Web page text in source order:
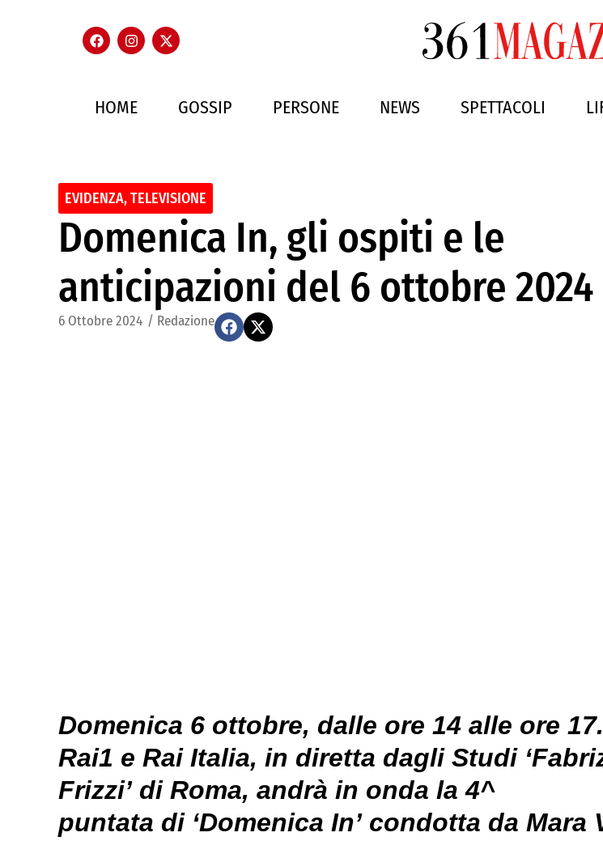
HOME GOSSIP PERSONE NEWS SPETTACOLI
EVIDENZA,TELEVISIONE
Domenica In, gli ospiti e le
anticipazioni del 6 ottobre 2024
6 Ottobre 2024 / Redazione
Domenica 6 ottobre, dalle ore 14 alle ore
Rai1 e Rai Italia, in diretta dagli Studi
Frizzi’ di Roma, andrà in onda la 4^
puntata di ‘Domenica In’ condotta da Mara